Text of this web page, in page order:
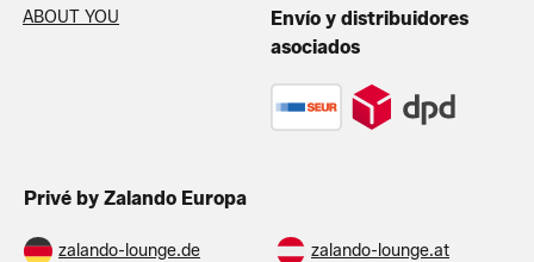
ABOUT YOU
Envío y distribuidores
asociados
Privé by Zalando Europa
zalando-lounge.de zalando-lounge.at